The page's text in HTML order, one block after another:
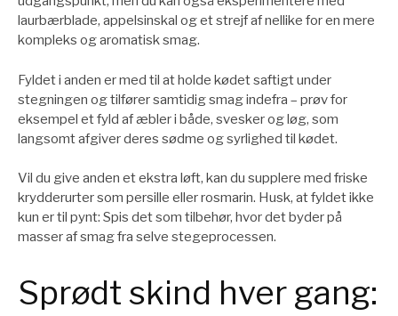
laurbærblade, appelsinskal og et strejf af nellike for en mere
kompleks og aromatisk smag.
Fyldet i anden er med til at holde kødet saftigt under
stegningen og tilfører samtidig smag indefra – prøv for
eksempel et fyld af æbler i både, svesker og løg, som
langsomt afgiver deres sødme og syrlighed til kødet.
Vil du give anden et ekstra løft, kan du supplere med friske
krydderurter som persille eller rosmarin. Husk, at fyldet ikke
kun er til pynt: Spis det som tilbehør, hvor det byder på
masser af smag fra selve stegeprocessen.
Sprødt skind hver gang: